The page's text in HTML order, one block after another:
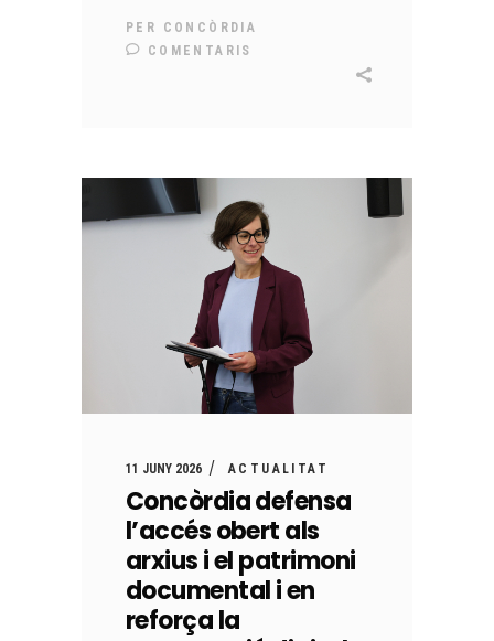
PER CONCÒRDIA
COMENTARIS
11 JUNY 2026 ACTUALITAT
Concòrdia defensa
l’accés obert als
arxius i el patrimoni
documental i en
reforça la